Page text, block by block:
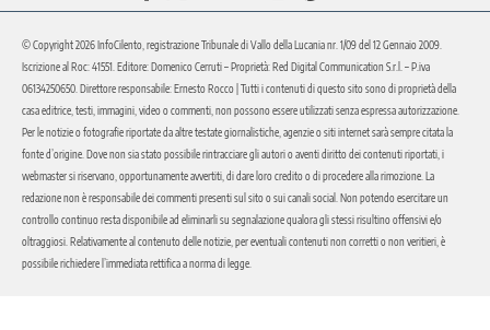
© Copyright 2026 InfoCilento, registrazione Tribunale di Vallo della Lucania nr. 1/09 del 12 Gennaio 2009.
Iscrizione al Roc: 41551. Editore: Domenico Cerruti – Proprietà: Red Digital Communication S.r.l. – P.iva
06134250650. Direttore responsabile: Ernesto Rocco | Tutti i contenuti di questo sito sono di proprietà della
casa editrice, testi, immagini, video o commenti, non possono essere utilizzati senza espressa autorizzazione.
Per le notizie o fotografie riportate da altre testate giornalistiche, agenzie o siti internet sarà sempre citata la
fonte d’origine. Dove non sia stato possibile rintracciare gli autori o aventi diritto dei contenuti riportati, i
webmaster si riservano, opportunamente avvertiti, di dare loro credito o di procedere alla rimozione. La
redazione non è responsabile dei commenti presenti sul sito o sui canali social. Non potendo esercitare un
controllo continuo resta disponibile ad eliminarli su segnalazione qualora gli stessi risultino offensivi e/o
oltraggiosi. Relativamente al contenuto delle notizie, per eventuali contenuti non corretti o non veritieri, è
possibile richiedere l’immediata rettifica a norma di legge.